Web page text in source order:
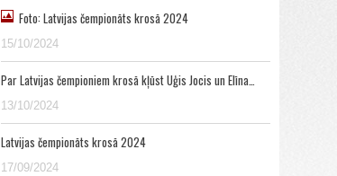
Foto: Latvijas čempionāts krosā 2024
15/10/2024
Par Latvijas čempioniem krosā kļūst Uģis Jocis un Elīna…
13/10/2024
Latvijas čempionāts krosā 2024
17/09/2024